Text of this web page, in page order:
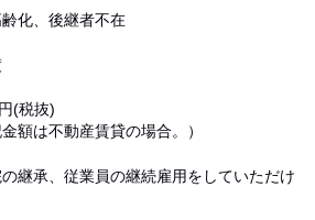
化、後継者不在
(税抜)
産賃貸の場合。）
継承、従業員の継続雇用をしていただけ